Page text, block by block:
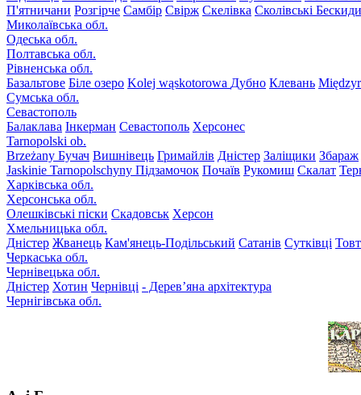
П'ятничани Розгірче Самбір Свірж Скелівка Сколівські Бескиди
Миколаївська обл.
Одеська обл.
Полтавська обл.
Рівненська обл.
Базальтове Біле озеро Kolej wąskotorowa Дубно Клевань
Сумська обл.
Севастополь
Балаклава Інкерман Севастополь Херсонес
Tarnopolski ob.
Brzeżany Бучач Вишнівець Гримайлів Дністер Заліщики Збараж
Jaskinie Tarnopolschyny Підзамочок Почаїв Рукомиш Скалат
Харківська обл.
Херсонська обл.
Олешківські піски Скадовськ Херсон
Хмельницька обл.
Дністер Жванець Кам'янець-Подільський Сатанів Сутківці
Черкаська обл.
Чернівецька обл.
Дністер Хотин Чернівці - Дерев’яна архітектура
Чернігівська обл.